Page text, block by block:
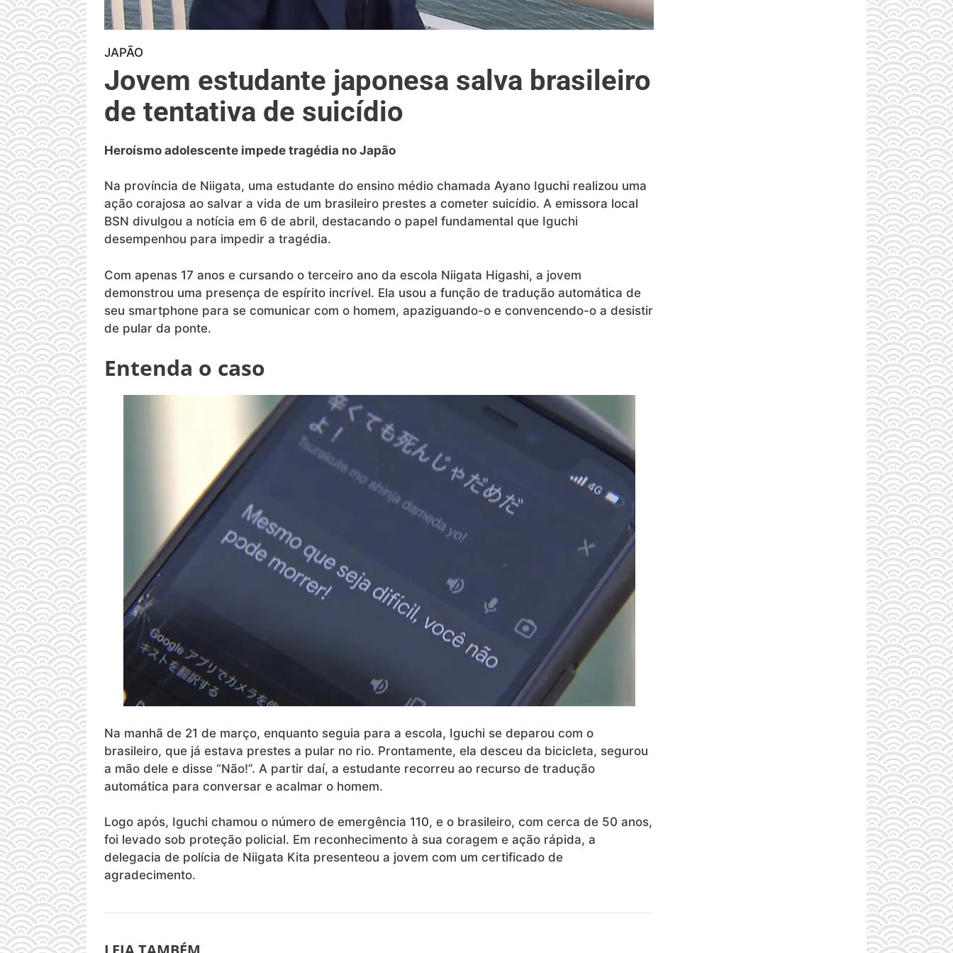
JAPÃO
Jovem estudante japonesa salva brasileiro
de tentativa de suicídio
Heroísmo adolescente impede tragédia no Japão
Na província de Niigata, uma estudante do ensino médio chamada Ayano Iguchi realizou uma
ação corajosa ao salvar a vida de um brasileiro prestes a cometer suicídio. A emissora local
BSN divulgou a notícia em 6 de abril, destacando o papel fundamental que Iguchi
desempenhou para impedir a tragédia.
Com apenas 17 anos e cursando o terceiro ano da escola Niigata Higashi, a jovem
demonstrou uma presença de espírito incrível. Ela usou a função de tradução automática de
seu smartphone para se comunicar com o homem, apaziguando-o e convencendo-o a desistir
de pular da ponte.
Entenda o caso
Na manhã de 21 de março, enquanto seguia para a escola, Iguchi se deparou com o
brasileiro, que já estava prestes a pular no rio. Prontamente, ela desceu da bicicleta, segurou
a mão dele e disse “Não!”. A partir daí, a estudante recorreu ao recurso de tradução
automática para conversar e acalmar o homem.
Logo após, Iguchi chamou o número de emergência 110, e o brasileiro, com cerca de 50 anos,
foi levado sob proteção policial. Em reconhecimento à sua coragem e ação rápida, a
delegacia de polícia de Niigata Kita presenteou a jovem com um certificado de
agradecimento.